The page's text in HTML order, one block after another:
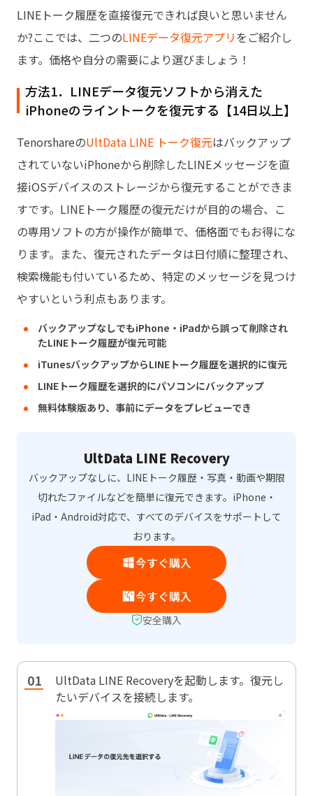
LINEトーク履歴を直接復元できれば良いと思いません
か?ここでは、二つのLINEデータ復元アプリ をご紹介し
ます。価格や自分の需要により選びましょう！
方法1．LINEデータ復元ソフトから消えた
iPhoneのライントークを復元する【14日以上】
TenorshareのUltData LINE トーク復元はバックアップ
されていないiPhoneから削除したLINEメッセージを直
接iOSデバイスのストレージから復元することができま
すです。LINEトーク履歴の復元だけが目的の場合、こ
の専用ソフトの方が操作が簡単で、価格面でもお得にな
ります。また、復元されたデータは日付順に整理され、
検索機能も付いているため、特定のメッセージを見つけ
やすいという利点もあります。
バックアップなしでもiPhone・iPadから誤って削除され
たLINEトーク履歴が復元可能
iTunesバックアップからLINEトーク履歴を選択的に復元
LINEトーク履歴を選択的にパソコンにバックアップ
無料体験版あり、事前にデータをプレビューでき
UltData LINE Recovery
バックアップなしに、LINEトーク履歴・写真・動画や期限
切れたファイルなどを簡単に復元できます。iPhone・
iPad・Android対応で、すべてのデバイスをサポートして
おります。
今すぐ購入
今すぐ購入
安全購入
UltData LINE Recoveryを起動します。復元し
たいデバイスを接続します。